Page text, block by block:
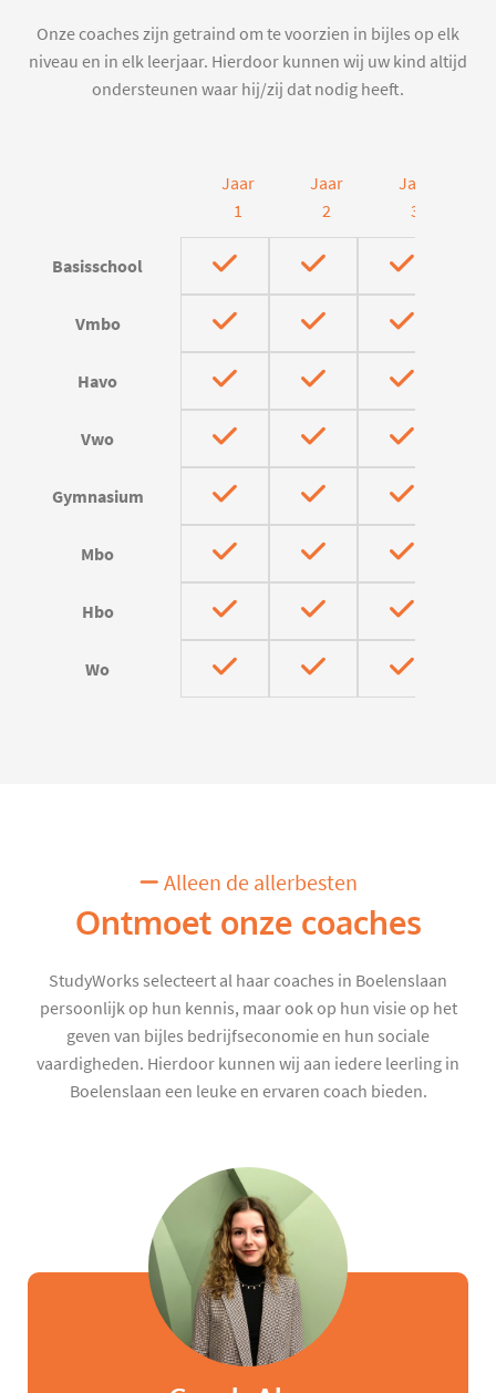
Onze coaches zijn getraind om te voorzien in bijles op elk
niveau en in elk leerjaar. Hierdoor kunnen wij uw kind altijd
ondersteunen waar hij/zij dat nodig heeft.
Jaar
1
Jaar
2
Jaar
3
Basisschool
Vmbo
Havo
Vwo
Gymnasium
Mbo
Hbo
Wo
Alleen de allerbesten
Ontmoet onze coaches
StudyWorks selecteert al haar coaches in Boelenslaan
persoonlijk op hun kennis, maar ook op hun visie op het
geven van bijles bedrijfseconomie en hun sociale
vaardigheden. Hierdoor kunnen wij aan iedere leerling in
Boelenslaan een leuke en ervaren coach bieden.